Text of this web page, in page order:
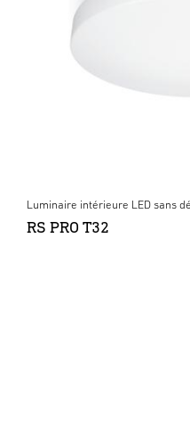
Luminaire intérieure LED sans
RS PRO T32